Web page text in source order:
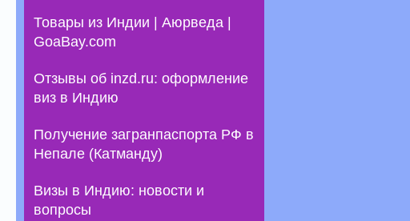
Товары из Индии | Аюрведа |
GoaBay.com
Отзывы об inzd.ru: оформление
виз в Индию
Получение загранпаспорта РФ в
Непале (Катманду)
Визы в Индию: новости и
вопросы